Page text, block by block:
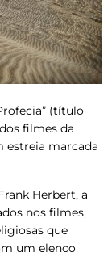
(título
filmes da
estreia marcada
Herbert, a
nos filmes,
que
um elenco